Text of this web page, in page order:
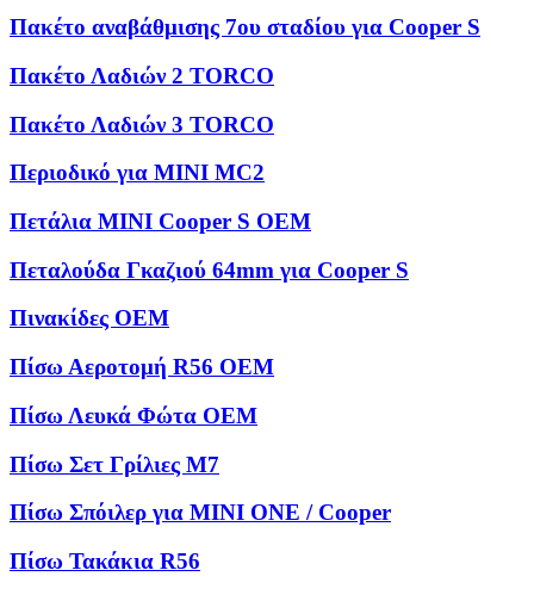
Πακέτο αναβάθμισης 7ου σταδίου για Cooper S
Πακέτο Λαδιών 2 TORCO
Πακέτο Λαδιών 3 TORCO
Περιοδικό για MINI MC2
Πετάλια MINI Cooper S OEM
Πεταλούδα Γκαζιού 64mm για Cooper S
Πινακίδες OEM
Πίσω Αεροτομή R56 OEM
Πίσω Λευκά Φώτα OEM
Πίσω Σετ Γρίλιες M7
Πίσω Σπόιλερ για MINI ONE / Cooper
Πίσω Τακάκια R56